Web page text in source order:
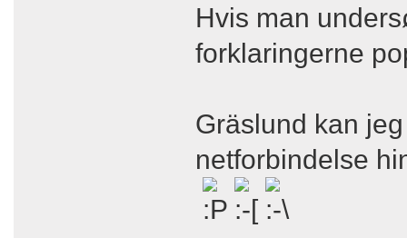
Hvis man
forklaringerne
Gräslund kan
netforbindelse